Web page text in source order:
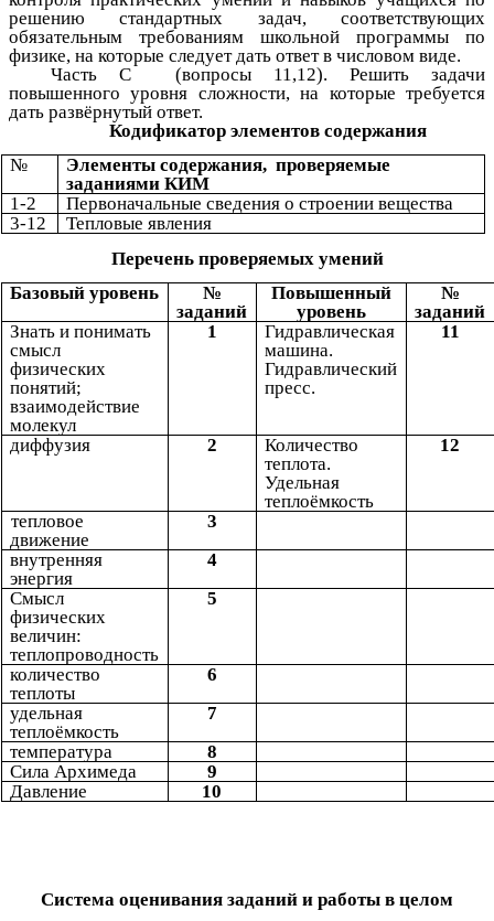
решению стандартных задач, соответствующих
обязательным требованиям школьной программы по
физике, на которые следует дать ответ в числовом виде.
Часть С (вопросы 11,12). Решить задачи
повышенного уровня сложности, на которые требуется
дать развёрнутый ответ.
Кодификатор элементов содержания
№
Элементы содержания, проверяемые
заданиями КИМ
1-2
Первоначальные сведения о строении вещества
3-12
Тепловые явления
Перечень проверяемых умений
Базовый уровень
№
заданий
Повышенный
уровень
№
заданий
Знать и понимать
смысл
физических
понятий;
взаимодействие
молекул
1
Гидравлическая
машина.
Гидравлический
пресс.
11
диффузия 2
Количество
теплота.
Удельная
теплоёмкость
12
тепловое
движение
3
внутренняя
энергия
4
Смысл
физических
величин:
теплопроводность
5
количество
теплоты
6
удельная
теплоёмкость
7
температура
8
Сила Архимеда
9
Давление
10
Система оценивания заданий и работы в целом